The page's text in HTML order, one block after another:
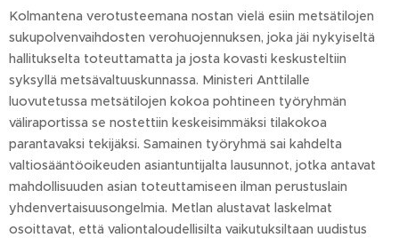
Kolmantena verotusteemana nostan vielä esiin metsätilojen
sukupolvenvaihdosten verohuojennuksen, joka jäi nykyiseltä
hallitukselta toteuttamatta ja josta kovasti keskusteltiin
syksyllä metsävaltuuskunnassa. Ministeri Anttilalle
luovutetussa metsätilojen kokoa pohtineen työryhmän
väliraportissa se nostettiin keskeisimmäksi tilakokoa
parantavaksi tekijäksi. Samainen työryhmä sai kahdelta
valtiosääntöoikeuden asiantuntijalta lausunnot, jotka antavat
mahdollisuuden asian toteuttamiseen ilman perustuslain
yhdenvertaisuusongelmia. Metlan alustavat laskelmat
osoittavat, että valiontaloudellisilta vaikutuksiltaan uudistus